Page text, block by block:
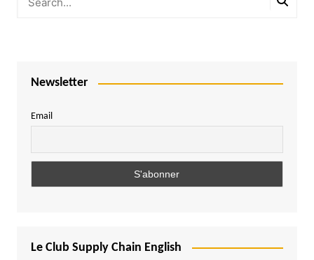
Newsletter
Email
Le Club Supply Chain English